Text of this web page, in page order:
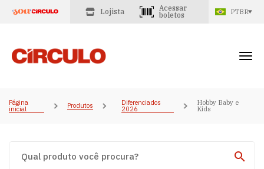
Lojista
Acessar
boletos
PTBR
Página
inicial Produtos Diferenciados
2026
Hobby Baby e
Kids